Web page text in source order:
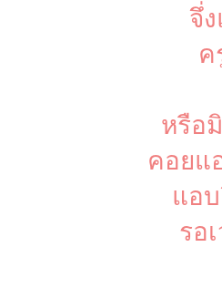
จึ่
ค
หรือ
คอยแ
แอ
รอ